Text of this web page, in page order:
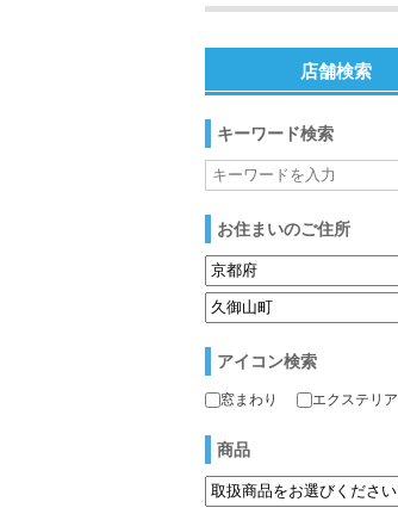
店舗検索
キーワード検索
お住まいのご住所
アイコン検索
窓まわり エクステリア
商品